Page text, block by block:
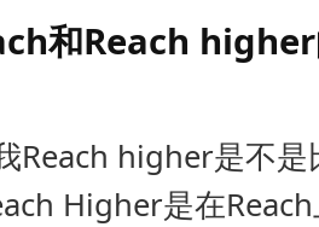
和Reach
Reach higher是不是
Higher是在